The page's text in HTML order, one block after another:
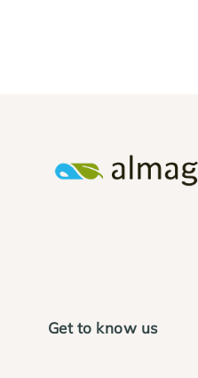
Get to know us